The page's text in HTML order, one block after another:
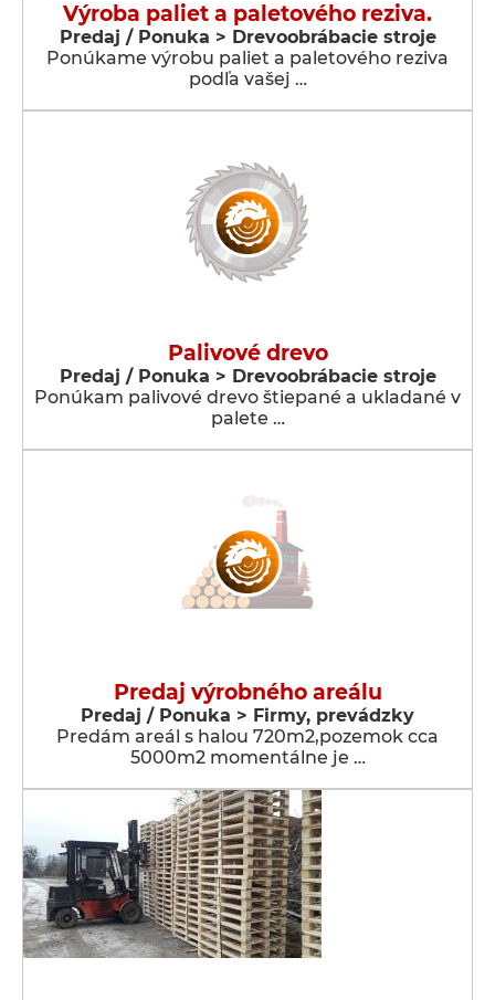
Výroba paliet a paletového reziva.
Predaj / Ponuka > Drevoobrábacie stroje
Ponúkame výrobu paliet a paletového reziva
podľa vašej …
Palivové drevo
Predaj / Ponuka > Drevoobrábacie stroje
Ponúkam palivové drevo štiepané a ukladané v
palete …
Predaj výrobného areálu
Predaj / Ponuka > Firmy, prevádzky
Predám areál s halou 720m2,pozemok cca
5000m2 momentálne je …